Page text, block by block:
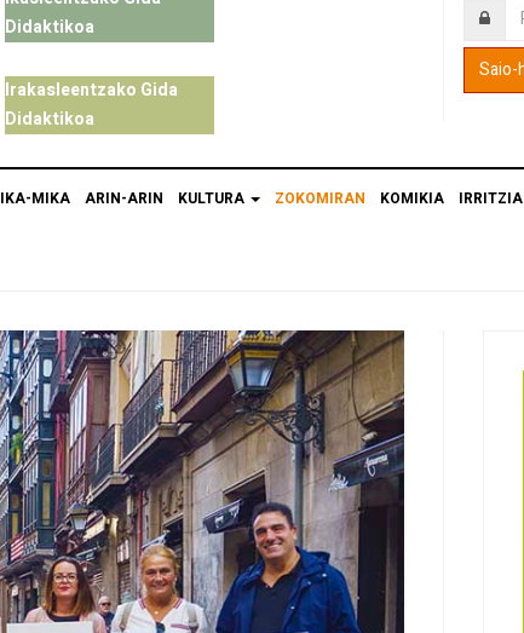
Didaktikoa
Irakasleentzako Gida
Didaktikoa
IKA-MIKA ARIN-ARIN KULTURA ZOKOMIRAN KOMIKIA IRRITZIA